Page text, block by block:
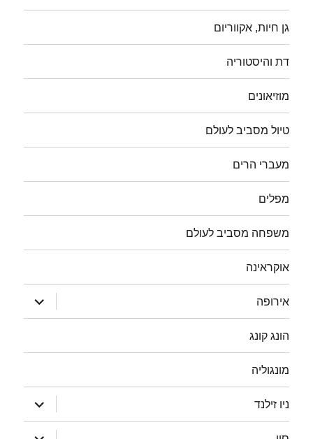
גן חיות, אקווריום
דת והיסטוריה
מוזיאונים
טיול מסביב לעולם
מעברי הרים
מפלים
משפחה מסביב לעולם
אוקראינה
אירופה
הצג
תפריט
הונג קונג
מונגוליה
ניו זילנד
הצג
תפריט
הצג